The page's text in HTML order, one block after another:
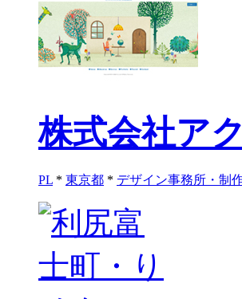
株式会社ア
PL * 東京都 * デザイン事務所・制